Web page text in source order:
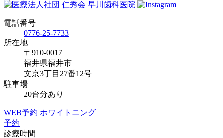
電話番号
0776-25-7733
所在地
〒910-0017
福井県福井市
文京3丁目27番12号
駐車場
20台分あり
WEB予約 ホワイトニング
予約
診療時間